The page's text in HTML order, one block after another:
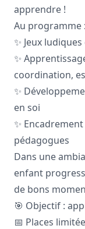
apprendre !
Au programme :
✨ Jeux
✨
coordination,
✨
en soi
✨
pédagogues
Dans une
enfant
de bons
🎯 Objectif :
📅 Places